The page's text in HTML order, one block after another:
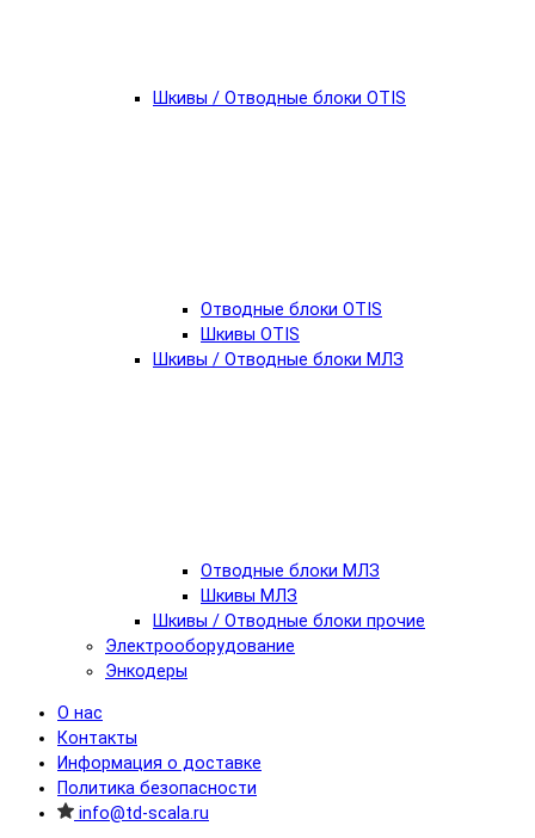
Шкивы / Отводные блоки OTIS
Отводные блоки OTIS
Шкивы OTIS
Шкивы / Отводные блоки МЛЗ
Отводные блоки МЛЗ
Шкивы МЛЗ
Шкивы / Отводные блоки прочие
Электрооборудование
Энкодеры
О нас
Контакты
Информация о доставке
Политика безопасности
info@td-scala.ru